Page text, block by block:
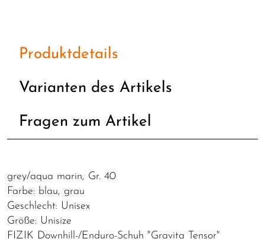
Produktdetails
Varianten des Artikels
Fragen zum Artikel
grey/aqua marin, Gr. 40
Farbe: blau, grau
Geschlecht: Unisex
Größe: Unisize
FIZIK Downhill-/Enduro-Schuh "Gravita Tensor"